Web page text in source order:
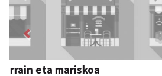
Zubimusu Ikastola
Zizurkil - Hezkuntza